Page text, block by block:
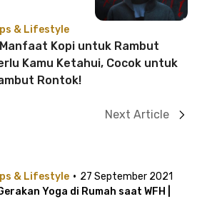
& Lifestyle
Kopi untuk Rambut
Kamu Ketahui, Cocok untuk
Rontok!
Next Article
& Lifestyle · 27 September 2021
Yoga di Rumah saat WFH |